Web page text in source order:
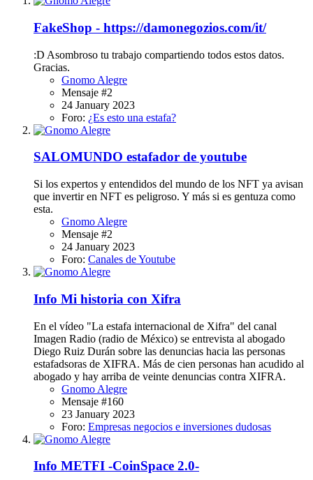
FakeShop - https://damonegozios.com/it/
:D Asombroso tu trabajo compartiendo todos estos datos.
Gracias.
Gnomo Alegre
Mensaje #2
24 January 2023
Foro: ¿Es esto una estafa?
SALOMUNDO estafador de youtube
Si los expertos y entendidos del mundo de los NFT ya avisan
que invertir en NFT es peligroso. Y más si es gentuza como
esta.
Gnomo Alegre
Mensaje #2
24 January 2023
Foro: Canales de Youtube
Info Mi historia con Xifra
En el vídeo "La estafa internacional de Xifra" del canal
Imagen Radio (radio de México) se entrevista al abogado
Diego Ruiz Durán sobre las denuncias hacia las personas
estafadsoras de XIFRA. Más de cien personas han acudido al
abogado y hay arriba de veinte denuncias contra XIFRA.
Gnomo Alegre
Mensaje #160
23 January 2023
Foro: Empresas negocios e inversiones dudosas
Info METFI -CoinSpace 2.0-